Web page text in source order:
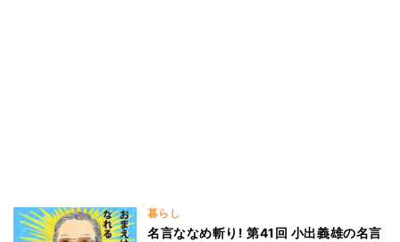
暮らし
名言ななめ斬り! 第41回 小出義雄の名言